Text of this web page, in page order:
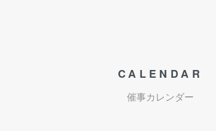
CALENDAR
催事カレンダー